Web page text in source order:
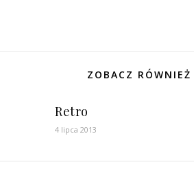
ZOBACZ RÓWNIEŻ
Retro
4 lipca 2013